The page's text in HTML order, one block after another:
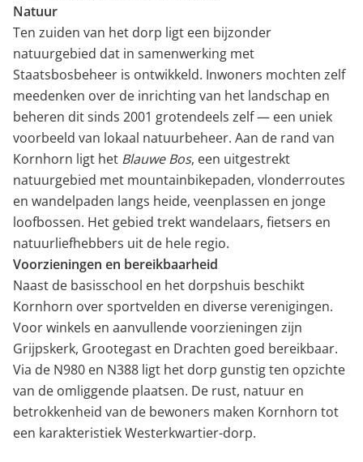
Natuur
Ten zuiden van het dorp ligt een bijzonder
natuurgebied dat in samenwerking met
Staatsbosbeheer is ontwikkeld. Inwoners mochten zelf
meedenken over de inrichting van het landschap en
beheren dit sinds 2001 grotendeels zelf — een uniek
voorbeeld van lokaal natuurbeheer. Aan de rand van
Kornhorn ligt het Blauwe Bos, een uitgestrekt
natuurgebied met mountainbikepaden, vlonderroutes
en wandelpaden langs heide, veenplassen en jonge
loofbossen. Het gebied trekt wandelaars, fietsers en
natuurliefhebbers uit de hele regio.
Voorzieningen en bereikbaarheid
Naast de basisschool en het dorpshuis beschikt
Kornhorn over sportvelden en diverse verenigingen.
Voor winkels en aanvullende voorzieningen zijn
Grijpskerk, Grootegast en Drachten goed bereikbaar.
Via de N980 en N388 ligt het dorp gunstig ten opzichte
van de omliggende plaatsen. De rust, natuur en
betrokkenheid van de bewoners maken Kornhorn tot
een karakteristiek Westerkwartier-dorp.